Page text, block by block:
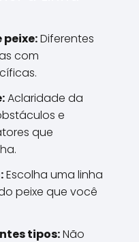
peixe:Diferentes
com
Aclaridade da
e
que
Escolha uma linha
peixe que você
tipos:Não